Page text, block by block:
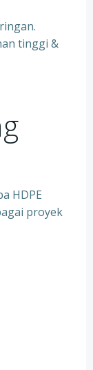
tinggi &
HDPE
proyek